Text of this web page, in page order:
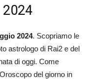
2024. Scopriamo le
astrologo di Rai2 e del
di oggi. Come
del giorno in